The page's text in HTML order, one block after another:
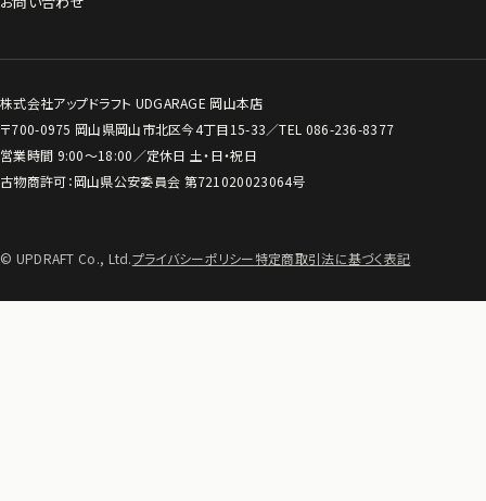
株式会社アップドラフト UDGARAGE 岡山本店
〒700-0975 岡山県岡山市北区今4丁目15-33／TEL 086-236-8377
営業時間 9:00〜18:00／定休日 土・日・祝日
古物商許可：岡山県公安委員会 第721020023064号
© UPDRAFT Co., Ltd.プライバシーポリシー特定商取引法に基づく表記